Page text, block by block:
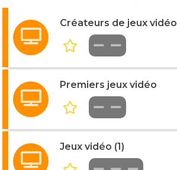
Créateurs de jeux vidéo
Premiers jeux vidéo
Jeux vidéo (1)